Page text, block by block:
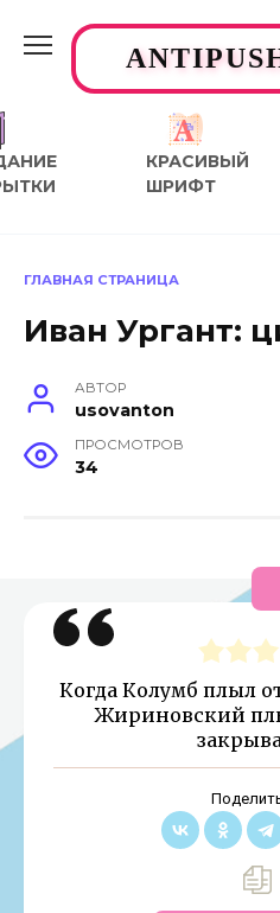
содержанию
КРАСИВЫЙ
ШРИФТ
ГЛАВНАЯ СТРАНИЦА
Иван Ургант:
АВТОР
usovanton
ПРОСМОТРОВ
34
Когда Колумб плыл
Жириновский